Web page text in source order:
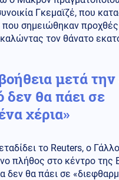
Γκεμαϊζέ, που
που σημειώθηκαν προχθές
τον θάνατο
μετά
δεν θα πάει σε
χέρια»
το Reuters, ο
πλήθος στο κέντρο
δεν θα πάει σε